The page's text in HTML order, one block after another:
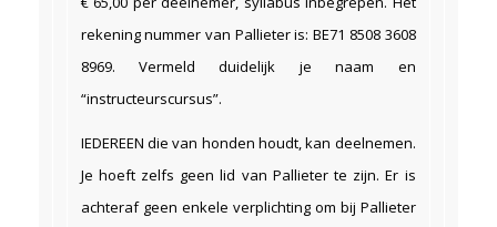
rekening nummer van Pallieter is: BE71 8508 3608
8969. Vermeld duidelijk je naam en
“instructeurscursus”.
IEDEREEN die van honden houdt, kan deelnemen.
Je hoeft zelfs geen lid van Pallieter te zijn. Er is
achteraf geen enkele verplichting om bij Pallieter